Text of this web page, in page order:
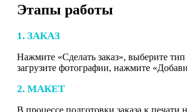
Этапы работы
1. ЗАКАЗ
Нажмите «Сделать заказ», выберите
загрузите фотографии, нажмите
2. МАКЕТ
В процессе подготовки заказа к печати